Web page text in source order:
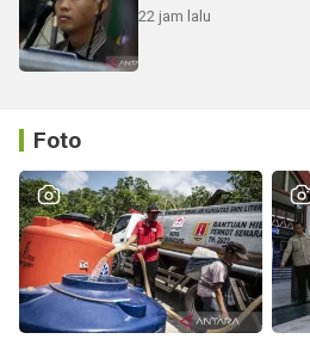
22 jam lalu
Foto